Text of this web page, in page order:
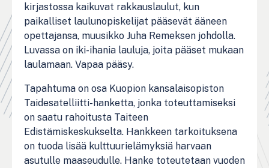
kirjastossa kaikuvat rakkauslaulut, kun
paikalliset laulunopiskelijat pääsevät ääneen
opettajansa, muusikko Juha Remeksen johdolla.
Luvassa on iki-ihania lauluja, joita pääset mukaan
laulamaan. Vapaa pääsy.
Tapahtuma on osa Kuopion kansalaisopiston
Taidesatelliitti-hanketta, jonka toteuttamiseksi
on saatu rahoitusta Taiteen
Edistämiskeskukselta. Hankkeen tarkoituksena
on tuoda lisää kulttuurielämyksiä harvaan
asutulle maaseudulle. Hanke toteutetaan vuoden